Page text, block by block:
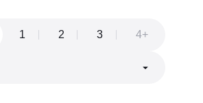
1 2 3 4+